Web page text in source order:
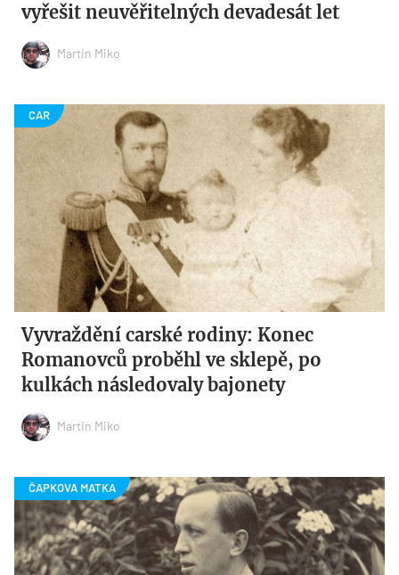
vyřešit neuvěřitelných devadesát let
Martin Miko
Vyvraždění carské rodiny: Konec
Romanovců proběhl ve sklepě, po
kulkách následovaly bajonety
Martin Miko